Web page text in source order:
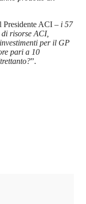
Presidente ACI – i 57
risorse ACI,
per il GP
pari a 10
”.